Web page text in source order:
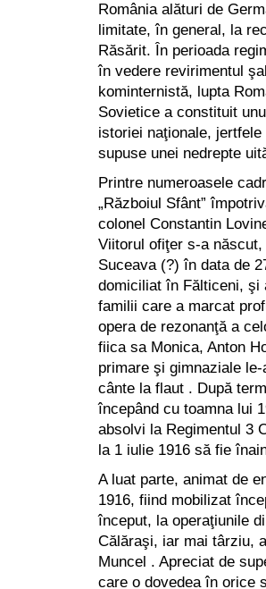
România alături de
limitate, în general, la
Răsărit. În perioada
în vedere revirimentul
kominternistă, lupta
Sovietice a constituit
istoriei naţionale,
supuse unei nedrepte
Printre numeroasele
„Războiul Sfânt”
colonel Constantin
Viitorul ofiţer s-a
Suceava (?) în data de
domiciliat în Fălticeni, şi
familii care a marcat
opera de rezonanţă a
fiica sa Monica, Anton
primare şi gimnaziale
cânte la flaut . După
începând cu toamna lui
absolvi la Regimentul 3
la 1 iulie 1916 să fie
A luat parte, animat de
1916, fiind mobilizat
început, la operaţiunile
Călăraşi, iar mai târziu,
Muncel . Apreciat de
care o dovedea în orice